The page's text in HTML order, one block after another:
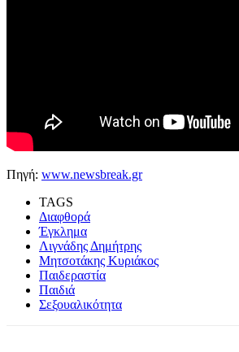
Πηγή: www.newsbreak.gr
TAGS
Διαφθορά
Έγκλημα
Λιγνάδης Δημήτρης
Μητσοτάκης Κυριάκος
Παιδεραστία
Παιδιά
Σεξουαλικότητα